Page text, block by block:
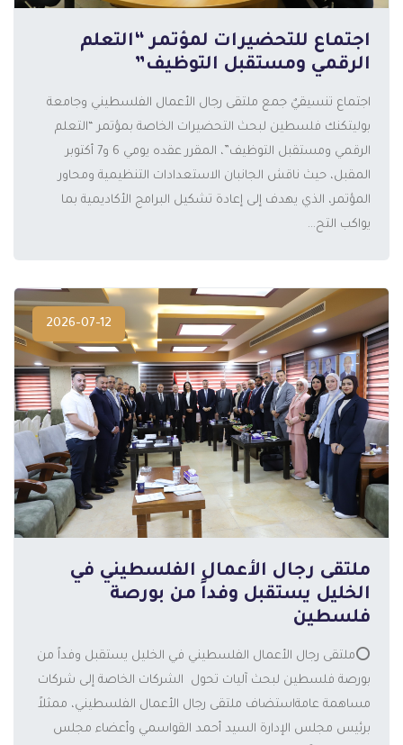
اجتماع للتحضيرات لمؤتمر “التعلم
الرقمي ومستقبل التوظيف”
اجتماع تنسيقيٌ جمع ملتقى رجال الأعمال الفلسطيني وجامعة
بوليتكنك فلسطين لبحث التحضيرات الخاصة بمؤتمر “التعلم
الرقمي ومستقبل التوظيف”، المقرر عقده يومي 6 و7 أكتوبر
المقبل، حيث ناقش الجانبان الاستعدادات التنظيمية ومحاور
المؤتمر، الذي يهدف إلى إعادة تشكيل البرامج الأكاديمية بما
يواكب التح...
2026-07-12
ملتقى رجال الأعمال الفلسطيني في
الخليل يستقبل وفداً من بورصة
فلسطين
⭕️ملتقى رجال الأعمال الفلسطيني في الخليل يستقبل وفداً من
بورصة فلسطين لبحث آليات تحول الشركات الخاصة إلى شركات
مساهمة عامةاستضاف ملتقى رجال الأعمال الفلسطيني، ممثلاً
برئيس مجلس الإدارة السيد أحمد القواسمي وأعضاء مجلس